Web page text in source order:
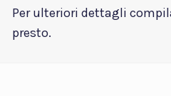
Per ulteriori dettagli
presto.